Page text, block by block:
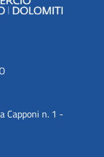
Capponi n. 1 -